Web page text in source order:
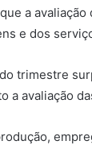
a
e dos
trimestre
a avaliação